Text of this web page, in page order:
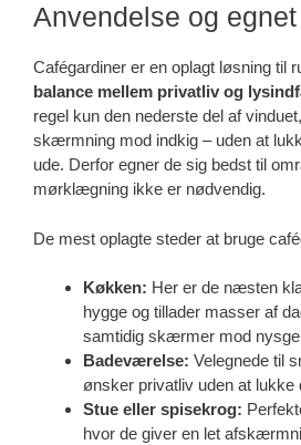
Anvendelse og
Cafégardiner er en oplagt løsning til
balance mellem privatliv og
regel kun den nederste del af
skærmning mod indkig – uden at
ude. Derfor egner de sig bedst til
mørklægning ikke er nødvendig.
De mest oplagte steder at bruge
Køkken: Her er de næsten
hygge og tillader masser af
samtidig skærmer mod
Badeværelse: Velegnede til
ønsker privatliv uden at lukke
Stue eller spisekrog:
hvor de giver en let